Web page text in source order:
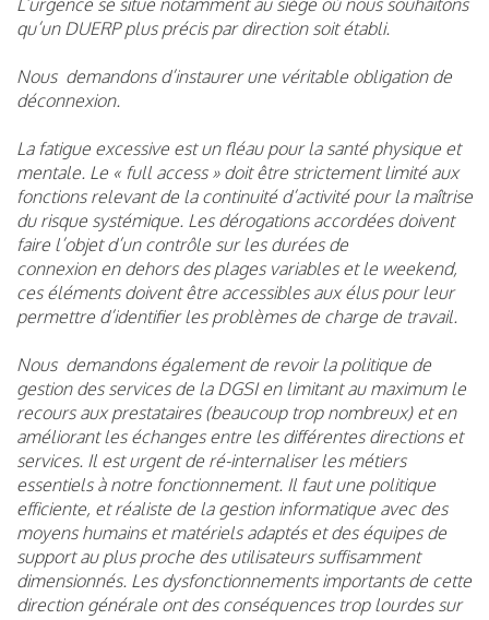
qu’un DUERP plus précis par direction soit établi.
Nous demandons d’instaurer une véritable obligation de
déconnexion.
La fatigue excessive est un fléau pour la santé physique et
mentale. Le « full access » doit être strictement limité aux
fonctions relevant de la continuité d’activité pour la maîtrise
du risque systémique. Les dérogations accordées doivent
faire l’objet d’un contrôle sur les durées de
connexion en dehors des plages variables et le weekend,
ces éléments doivent être accessibles aux élus pour leur
permettre d’identifier les problèmes de charge de travail.
Nous demandons également de revoir la politique de
gestion des services de la DGSI en limitant au maximum le
recours aux prestataires (beaucoup trop nombreux) et en
améliorant les échanges entre les différentes directions et
services. Il est urgent de ré-internaliser les métiers
essentiels à notre fonctionnement. Il faut une politique
efficiente, et réaliste de la gestion informatique avec des
moyens humains et matériels adaptés et des équipes de
support au plus proche des utilisateurs suffisamment
dimensionnés. Les dysfonctionnements importants de cette
direction générale ont des conséquences trop lourdes sur